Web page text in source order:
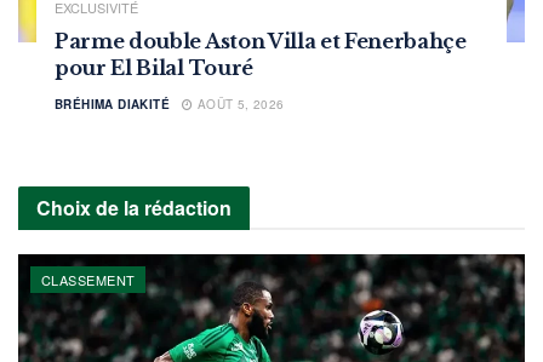
EXCLUSIVITÉ
Parme double Aston Villa et Fenerbahçe
pour El Bilal Touré
BRÉHIMA DIAKITÉ AOÛT 5, 2026
Choix de la rédaction
CLASSEMENT